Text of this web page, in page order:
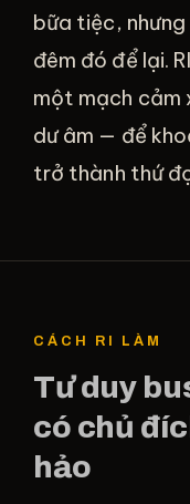
bữa tiệc,
đêm đó để lại.
một mạch cảm
dư âm — để
trở thành thứ
CÁCH RI LÀM
Tư duy
có chủ
hảo